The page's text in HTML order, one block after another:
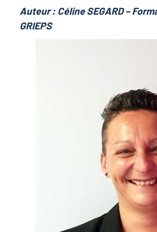
Auteur : Céline SEGARD –
GRIEPS